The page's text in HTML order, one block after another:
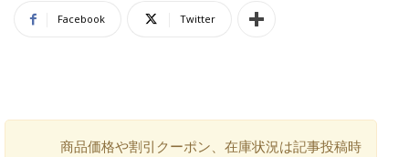
Facebook Twitter
商品価格や割引クーポン、在庫状況は記事投稿時